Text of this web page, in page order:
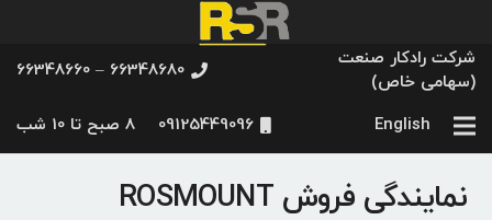
شرکت رادکار صنعت
(سهامی خاص)
66348680 – 66348660
English
09125449096 8 صبح تا 10 شب
نمایندگی فروش ROSMOUNT